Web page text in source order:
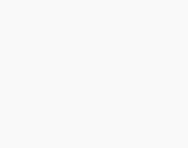
SPORTOLÁS,
szépségápolás,
helytállnunk.
a teendők, és
az időhiány miatt
A sikeres
időben el